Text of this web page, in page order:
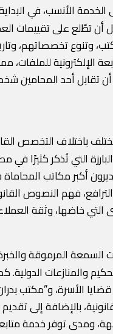
الأنسب، في
تطّلع على تقييمات
وتنوع تخصصاتهم،
الإلكترونية
تقابل أحد المحامين
تختلف باختلاف التخصص
التي تُذكر كثيرًا في
أكبر مكاتب
فهم النصوص
خاضها، وثقة
السمعة المرموقة
الأسرة، و”مكتب
بالإضافة إلى
ومدى توفر خدمة